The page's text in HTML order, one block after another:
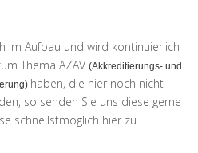
im Aufbau und wird kontinuierlich
Thema AZAV (Akkreditierungs- und
haben, die hier noch nicht
so senden Sie uns diese gerne
schnellstmöglich hier zu